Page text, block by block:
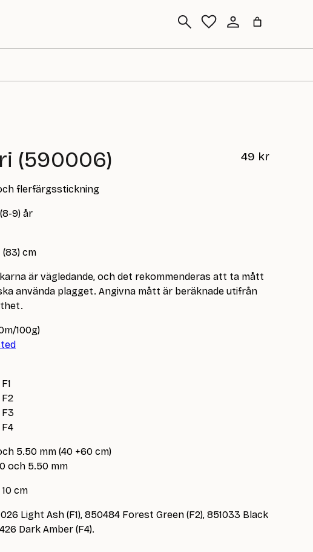
(590006) 49 kr
flerfärgsstickning
9) år
(83) cm
är vägledande, och det rekommenderas att ta mått
använda plagget. Angivna mått är beräknade utifrån
100g)
F2
F3
F4
5.50 mm (40 +60 cm)
och 5.50 mm
cm
Light Ash (F1), 850484 Forest Green (F2), 851033 Black
Dark Amber (F4).